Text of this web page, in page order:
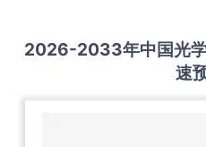
2026-2033年中国光
速